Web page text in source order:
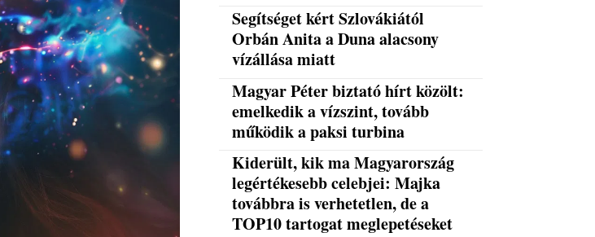
Segítséget kért Szlovákiától
Orbán Anita a Duna alacsony
vízállása miatt
Magyar Péter biztató hírt közölt:
emelkedik a vízszint, tovább
működik a paksi turbina
Kiderült, kik ma Magyarország
legértékesebb celebjei: Majka
továbbra is verhetetlen, de a
TOP10 tartogat meglepetéseket